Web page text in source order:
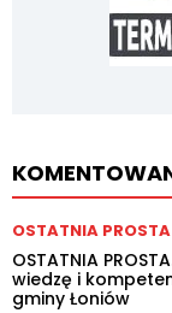
OSTATNIA
OSTATNIA
wiedzę i
gminy Łoniów